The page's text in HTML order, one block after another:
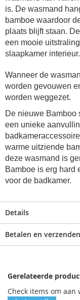
is. De wasmand
bamboe waardoor
plaats blijft staan.
een mooie
slaapkamer interieur.
Wanneer de
worden gevouwen
worden weggezet.
De nieuwe Bamboo
een unieke
warme uitziende
deze wasmand is
Bamboe is erg hard
voor de badkamer.
Details
Betalen en verzenden
Gerelateerde
Check items om aan